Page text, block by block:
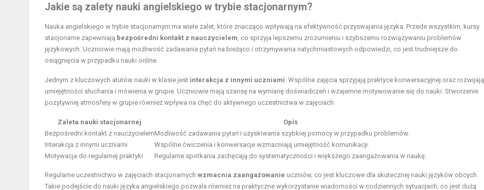
Jakie są zalety nauki angielskiego w trybie stacjonarnym?
Nauka angielskiego w trybie stacjonarnym ma wiele zalet, które znacząco wpływają na efektywność przyswajania języka. Przede wszystkim, kursy
stacjonarne zapewniają bezpośredni kontakt z nauczycielem , co sprzyja lepszemu zrozumieniu i szybszemu rozwiązywaniu problemów
językowych. Uczniowie mają możliwość zadawania pytań na bieżąco i otrzymywania natychmiastowych odpowiedzi, co jest trudniejsze do
osiągnięcia w przypadku nauki online.
Jednym z kluczowych atutów nauki w klasie jest interakcja z innymi uczniami . Wspólne zajęcia sprzyjają praktyce konwersacyjnej oraz rozwijają
umiejętności słuchania i mówienia w grupie. Uczniowie mają szansę na wymianę doświadczeń i wzajemne motywowanie się do nauki. Stworzenie
pozytywnej atmosfery w grupie również wpływa na chęć do aktywnego uczestnictwa w zajęciach.
Zaleta nauki stacjonarnej
Opis
Bezpośredni kontakt z nauczycielemMożliwość zadawania pytań i uzyskiwania szybkiej pomocy w przypadku problemów.
Interakcja z innymi uczniami
Wspólne ćwiczenia i konwersacje wzmacniają umiejętność komunikacji.
Motywacja do regularnej praktyki
Regularne spotkania zachęcają do systematyczności i większego zaangażowania w naukę.
Regularne uczestnictwo w zajęciach stacjonarnych wzmacnia zaangażowanie uczniów, co jest kluczowe dla skutecznej nauki języków obcych.
Takie podejście do nauki języka angielskiego pozwala również na praktyczne wykorzystanie wiadomości w codziennych sytuacjach, co jest dużą